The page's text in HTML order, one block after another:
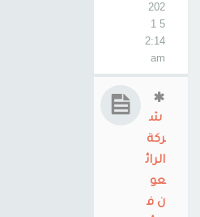
202
5 1
2:14
am
ش
ركة
الرائ
عو
ن ف